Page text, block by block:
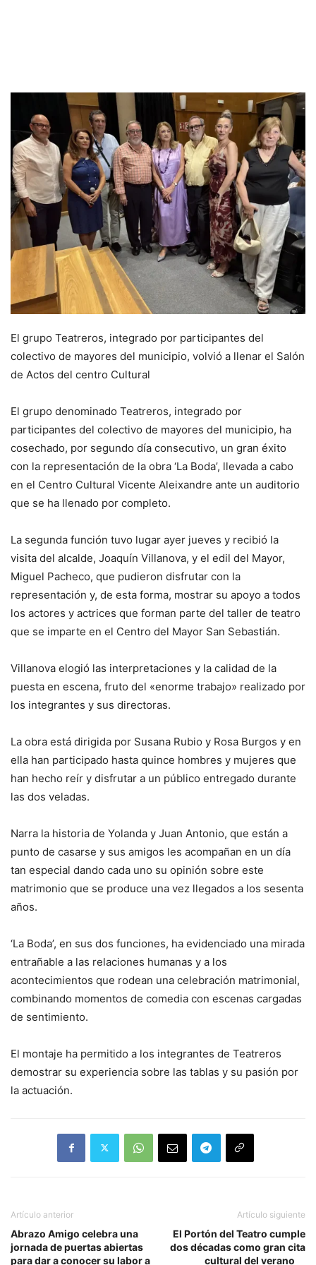
El grupo Teatreros, integrado por participantes del
colectivo de mayores del municipio, volvió a llenar el Salón
de Actos del centro Cultural
El grupo denominado Teatreros, integrado por
participantes del colectivo de mayores del municipio, ha
cosechado, por segundo día consecutivo, un gran éxito
con la representación de la obra ‘La Boda’, llevada a cabo
en el Centro Cultural Vicente Aleixandre ante un auditorio
que se ha llenado por completo.
La segunda función tuvo lugar ayer jueves y recibió la
visita del alcalde, Joaquín Villanova, y el edil del Mayor,
Miguel Pacheco, que pudieron disfrutar con la
representación y, de esta forma, mostrar su apoyo a todos
los actores y actrices que forman parte del taller de teatro
que se imparte en el Centro del Mayor San Sebastián.
Villanova elogió las interpretaciones y la calidad de la
puesta en escena, fruto del «enorme trabajo» realizado por
los integrantes y sus directoras.
La obra está dirigida por Susana Rubio y Rosa Burgos y en
ella han participado hasta quince hombres y mujeres que
han hecho reír y disfrutar a un público entregado durante
las dos veladas.
Narra la historia de Yolanda y Juan Antonio, que están a
punto de casarse y sus amigos les acompañan en un día
tan especial dando cada uno su opinión sobre este
matrimonio que se produce una vez llegados a los sesenta
años.
‘La Boda’, en sus dos funciones, ha evidenciado una mirada
entrañable a las relaciones humanas y a los
acontecimientos que rodean una celebración matrimonial,
combinando momentos de comedia con escenas cargadas
de sentimiento.
El montaje ha permitido a los integrantes de Teatreros
demostrar su experiencia sobre las tablas y su pasión por
la actuación.
Artículo anterior
Abrazo Amigo celebra una
jornada de puertas abiertas
para dar a conocer su labor a
Artículo siguiente
El Portón del Teatro cumple
dos décadas como gran cita
cultural del verano